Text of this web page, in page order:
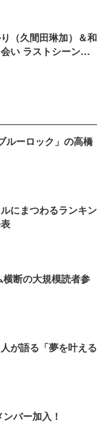
（久間田琳加）＆和
い ラストシーン
ルーロック」の高橋
にまつわるランキン
断の大規模読者参
が語る「夢を叶える
バー加入！